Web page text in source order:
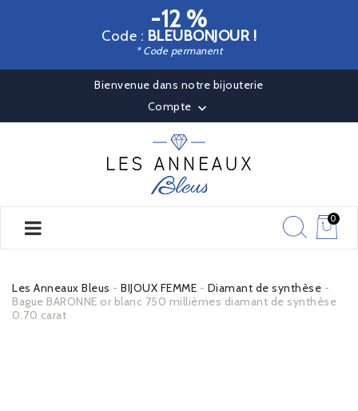
-12 %
Code : BLEUBONJOUR !
* Code permanent
Bienvenue dans notre bijouterie
Compte 
0
Les Anneaux Bleus BIJOUX FEMME
Diamant de synthèse
Bague BARONNE or blanc 750 millièmes diamant de synthèse
0.70 carat